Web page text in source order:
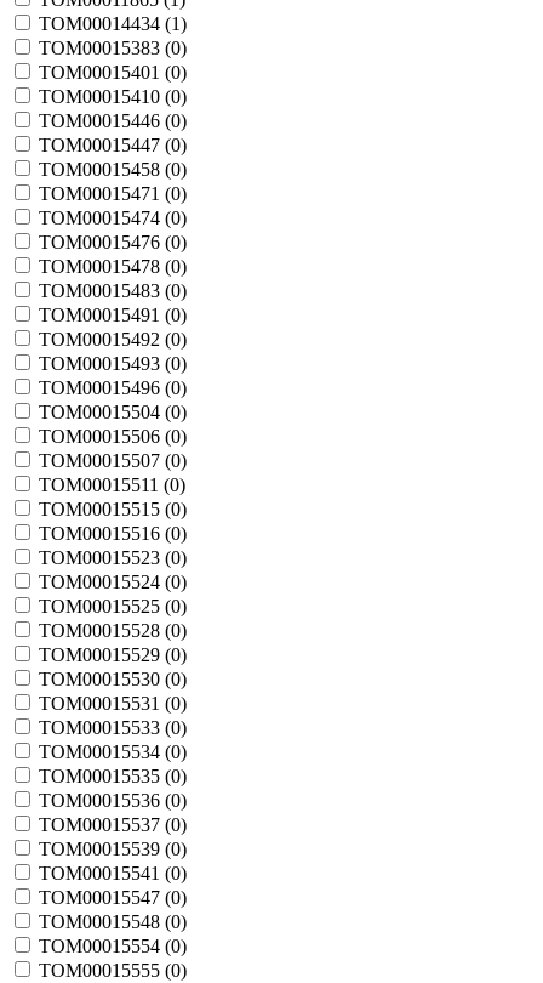
TOM00014434 (1)
TOM00015383 (0)
TOM00015401 (0)
TOM00015410 (0)
TOM00015446 (0)
TOM00015447 (0)
TOM00015458 (0)
TOM00015471 (0)
TOM00015474 (0)
TOM00015476 (0)
TOM00015478 (0)
TOM00015483 (0)
TOM00015491 (0)
TOM00015492 (0)
TOM00015493 (0)
TOM00015496 (0)
TOM00015504 (0)
TOM00015506 (0)
TOM00015507 (0)
TOM00015511 (0)
TOM00015515 (0)
TOM00015516 (0)
TOM00015523 (0)
TOM00015524 (0)
TOM00015525 (0)
TOM00015528 (0)
TOM00015529 (0)
TOM00015530 (0)
TOM00015531 (0)
TOM00015533 (0)
TOM00015534 (0)
TOM00015535 (0)
TOM00015536 (0)
TOM00015537 (0)
TOM00015539 (0)
TOM00015541 (0)
TOM00015547 (0)
TOM00015548 (0)
TOM00015554 (0)
TOM00015555 (0)